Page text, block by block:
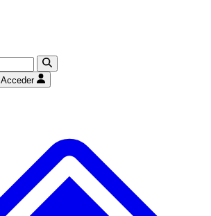
Acceder